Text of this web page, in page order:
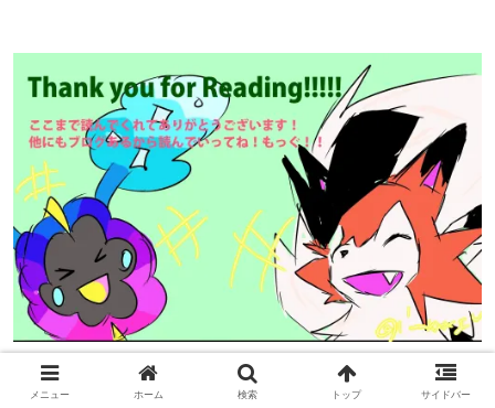
ちょっぴり日々の暮らしに役立ちそうなブログはこっち！
メニュー ホーム 検索 トップ サイドバー